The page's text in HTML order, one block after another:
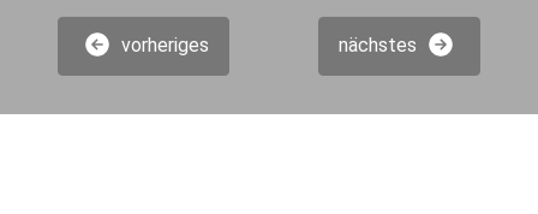
vorheriges nächstes